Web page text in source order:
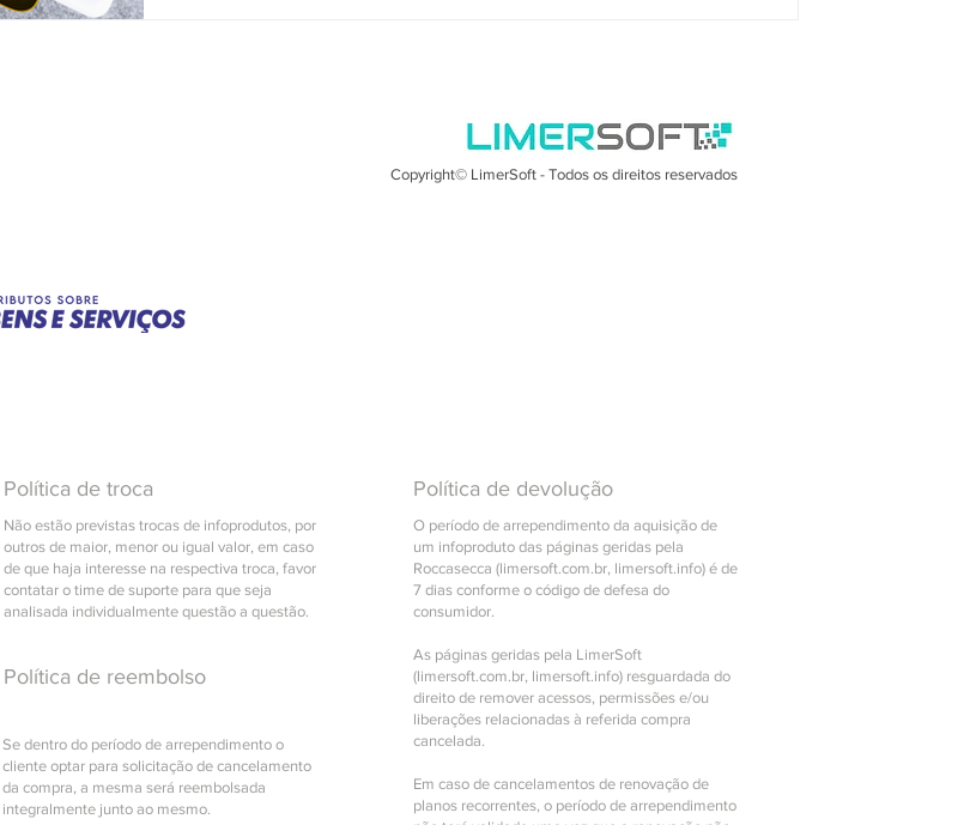
Copyright© LimerSoft - Todos os direitos reservados
Política de troca
Não estão previstas trocas de infoprodutos, por
outros de maior, menor ou igual valor, em caso
de que haja interesse na respectiva troca, favor
contatar o time de suporte para que seja
analisada individualmente questão a questão.
Política de reembolso
Se dentro do período de arrependimento o
cliente optar para solicitação de cancelamento
da compra, a mesma será reembolsada
integralmente junto ao mesmo.
Política de devolução
O período de arrependimento da aquisição de
um infoproduto das páginas geridas pela
Roccasecca (limersoft.com.br, limersoft.info) é de
7 dias conforme o código de defesa do
consumidor.
As páginas geridas pela LimerSoft
(limersoft.com.br, limersoft.info) resguardada do
direito de remover acessos, permissões e/ou
liberações relacionadas à referida compra
cancelada.
Em caso de cancelamentos de renovação de
planos recorrentes, o período de arrependimento